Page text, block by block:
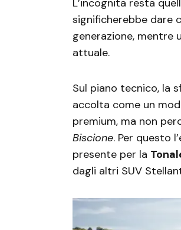
L’incognita resta
significherebbe dare
generazione, mentre
attuale.
Sul piano tecnico, la
accolta come un
premium, ma non
Biscione. Per questo
presente per la
dagli altri SUV